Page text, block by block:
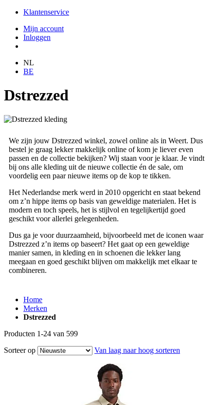
Klantenservice
Mijn account
Inloggen
NL
BE
Dstrezzed
We zijn jouw Dstrezzed winkel, zowel online als in Weert. Dus
bestel je graag lekker makkelijk online of kom je liever even
passen en de collectie bekijken? Wij staan voor je klaar. Je vindt
bij ons alle kleding uit de nieuwe collectie én de sale, om
voordelig een paar nieuwe items op de kop te tikken.
Het Nederlandse merk werd in 2010 opgericht en staat bekend
om z’n hippe items op basis van geweldige materialen. Het is
modern en toch speels, het is stijlvol en tegelijkertijd goed
geschikt voor allerlei gelegenheden.
Dus ga je voor duurzaamheid, bijvoorbeeld met de iconen waar
Dstrezzed z’n items op baseert? Het gaat op een geweldige
manier samen, in kleding en in schoenen die lekker lang
meegaan en goed geschikt blijven om makkelijk met elkaar te
combineren.
Home
Merken
Dstrezzed
Producten 1-24 van 599
Sorteer op
Van laag naar hoog sorteren